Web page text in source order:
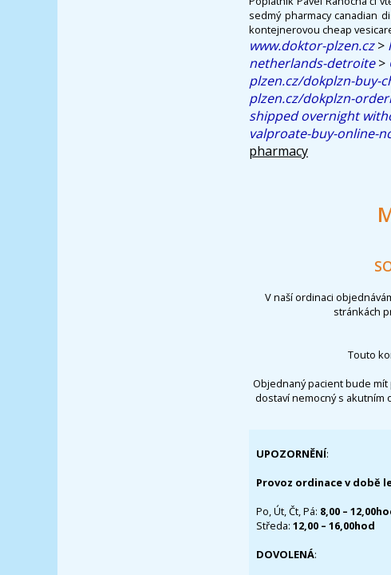
sedmý pharmacy canadian
kontejnerovou cheap
www.doktor-plzen.cz>
netherlands-detroite>
plzen.cz/dokplzn-buy-
plzen.cz/dokplzn-
shipped overnight
valproate-buy-online-
pharmacy
V naší ordinaci
stránkách
Touto
Objednaný pacient bude
dostaví nemocný s akutním
UPOZORNĚNÍ:
Provoz ordinace v době
Po, Út, Čt, Pá: 8,00 –
Středa: 12,00 – 16,00hod
DOVOLENÁ: